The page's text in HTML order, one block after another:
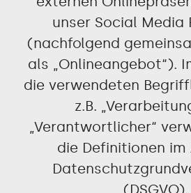
unser Social Media
(nachfolgend
als „Onlineangebot“).
die verwendeten
z.B.
„Verantwortlicher“
die Definitionen im